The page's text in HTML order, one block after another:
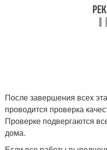
После завершения всех
проводится проверка
Проверке подвергаются
дома.